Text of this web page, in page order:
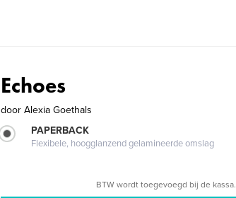
Echoes
door Alexia Goethals
PAPERBACK
Flexibele, hoogglanzend gelamineerde omslag
BTW wordt toegevoegd bij de kassa.